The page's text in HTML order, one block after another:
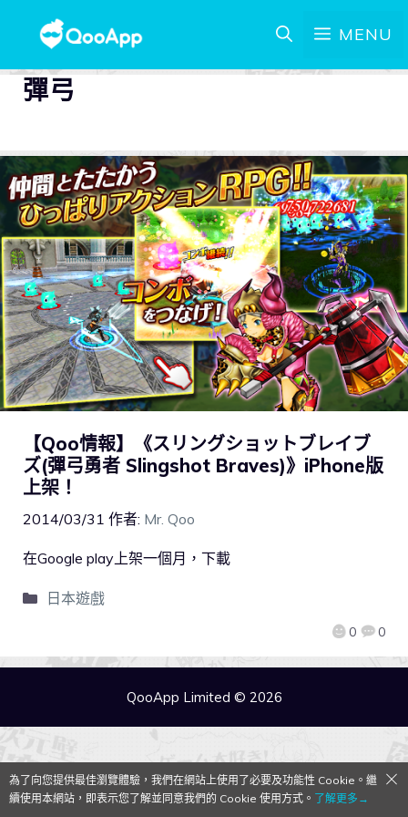
MENU
彈弓
【Qoo情報】《スリングショットブレイブ
ズ(彈弓勇者 Slingshot Braves)》iPhone版
上架！
2014/03/31 作者: Mr. Qoo
0 0
在Google play上架一個月，下載
日本遊戲
QooApp Limited © 2026
為了向您提供最佳瀏覽體驗，我們在網站上使用了必要及功能性 Cookie。繼
續使用本網站，即表示您了解並同意我們的 Cookie 使用方式。 了解更多→